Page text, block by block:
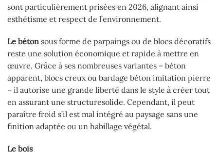
sont particulièrement prisées en 2026, alignant ainsi
esthétisme et respect de l’environnement.
Le béton sous forme de parpaings ou de blocs décoratifs
reste une solution économique et rapide à mettre en
œuvre. Grâce à ses nombreuses variantes – béton
apparent, blocs creux ou bardage béton imitation pierre
– il autorise une grande liberté dans le style à créer tout
en assurant une structuresolide. Cependant, il peut
paraître froid s’il est mal intégré au paysage sans une
finition adaptée ou un habillage végétal.
Le bois